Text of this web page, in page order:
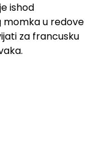
ishod
momka u redove
za francusku